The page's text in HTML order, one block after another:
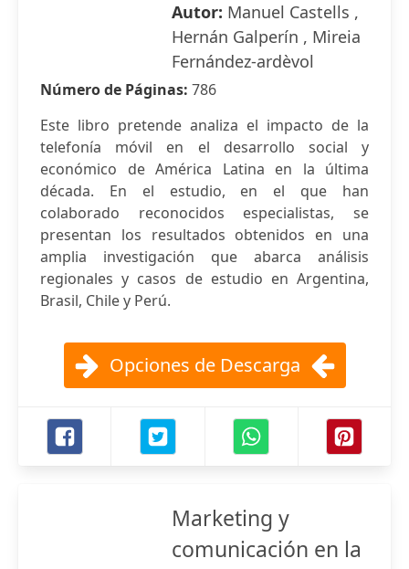
Autor: Manuel Castells ,
Hernán Galperín , Mireia
Fernández-ardèvol
Número de Páginas: 786
Este libro pretende analiza el impacto de la
telefonía móvil en el desarrollo social y
económico de América Latina en la última
década. En el estudio, en el que han
colaborado reconocidos especialistas, se
presentan los resultados obtenidos en una
amplia investigación que abarca análisis
regionales y casos de estudio en Argentina,
Brasil, Chile y Perú.
Opciones de Descarga
Marketing y
comunicación en la